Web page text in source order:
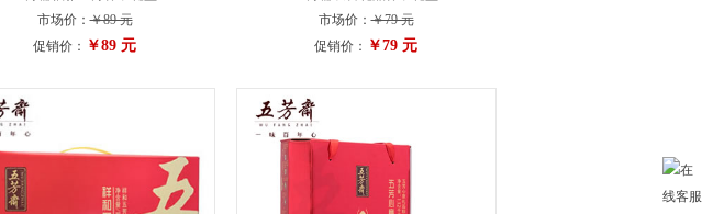
市场价：￥89 元
促销价： ￥89 元
市场价：￥79 元
促销价： ￥79 元